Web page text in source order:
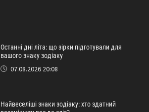
Останні дні літа: що зірки підготували для
вашого знаку зодіаку
07.08.2026 20:08
Найвеселіші знаки зодіаку: хто здатний